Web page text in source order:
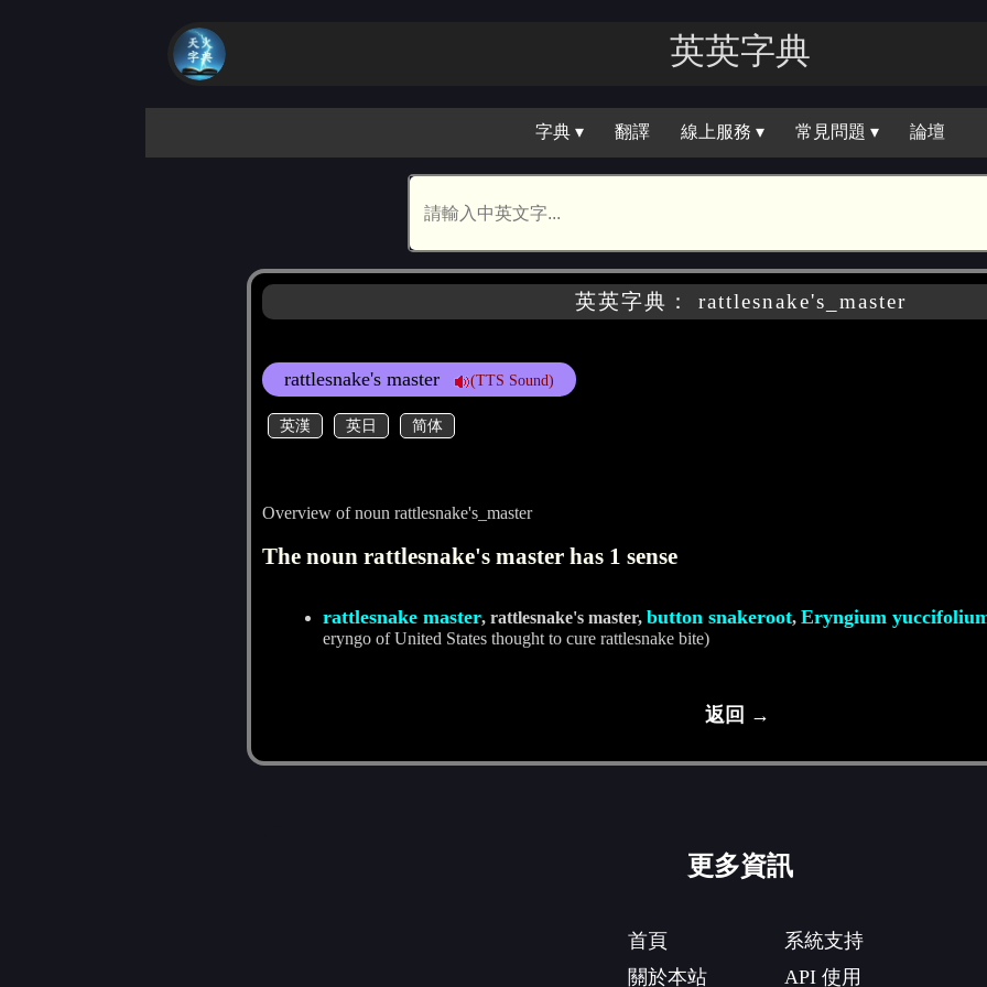
英英字典
字典 ▾ 翻譯 線上服務 ▾ 常見問題 ▾ 論壇
英英字典： rattlesnake's_master
rattlesnake's master (TTS Sound)
英漢 英日 简体
Overview of noun rattlesnake's_master
The noun rattlesnake's master has 1 sense
rattlesnake master, rattlesnake's master, button snakeroot, Eryngium
eryngo of United States thought to cure rattlesnake bite)
返回 →
更多資訊
首頁
關於本站
系統支持
API 使用